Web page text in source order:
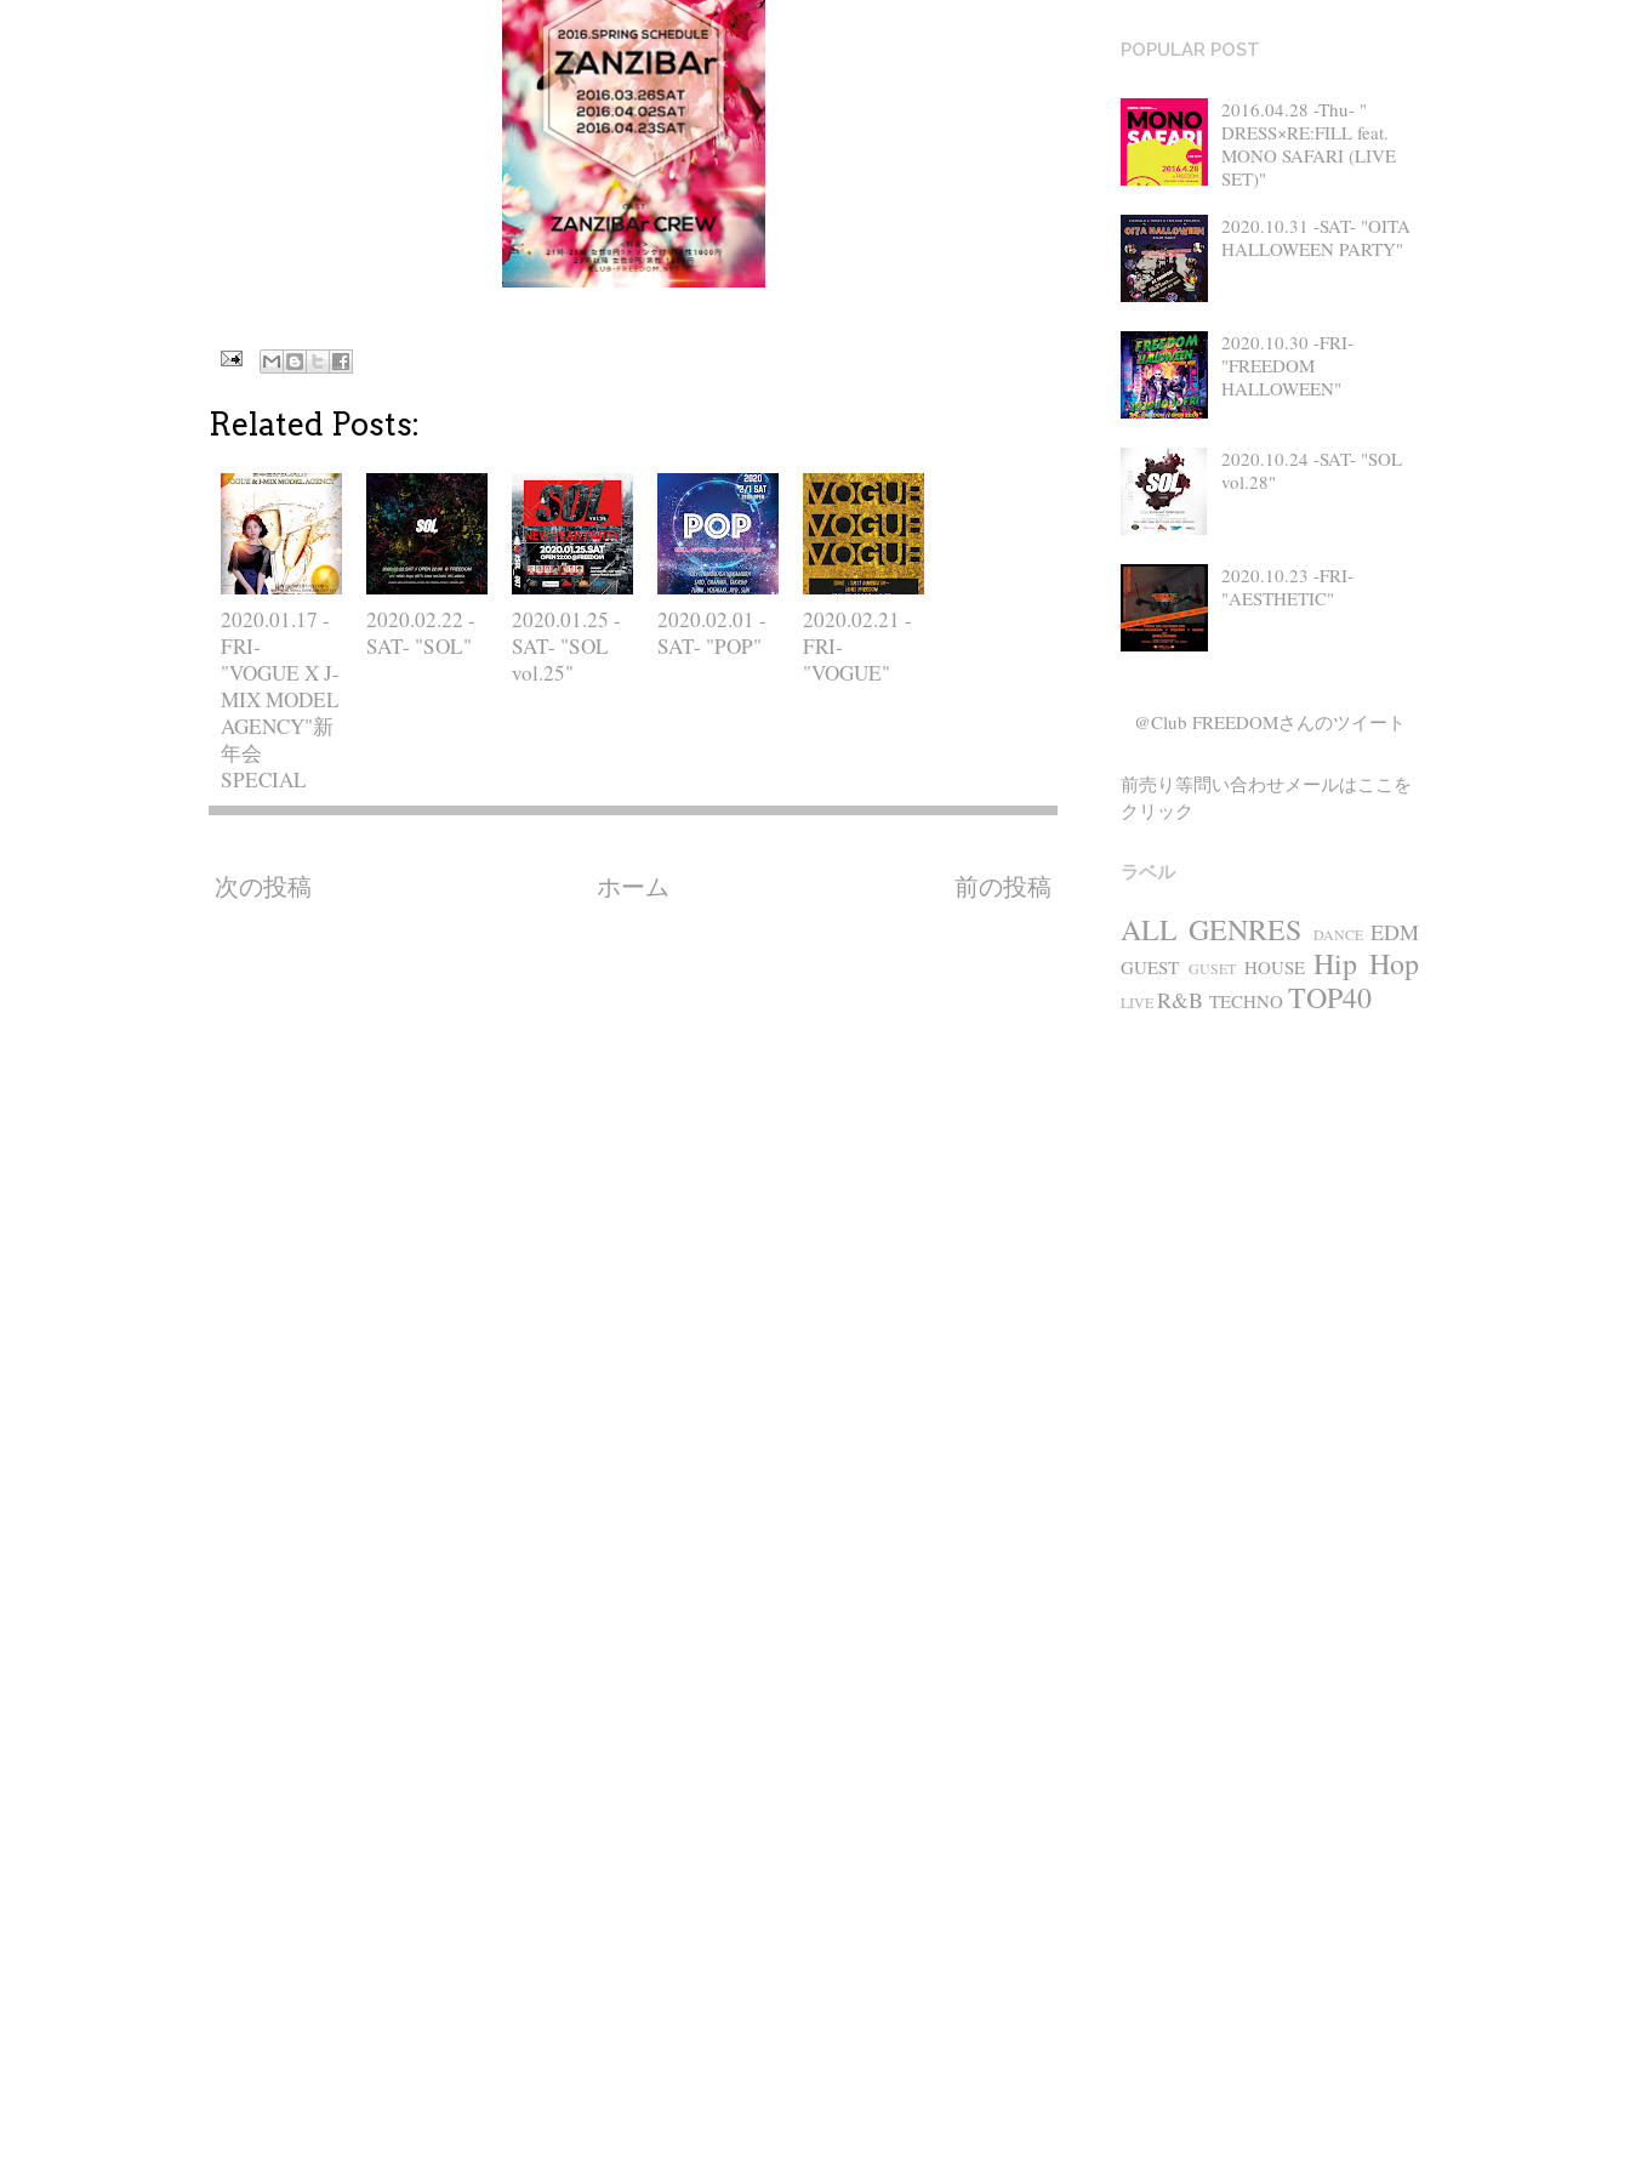
Related Posts:
2020.01.17 -
FRI-
"VOGUE X J-
MIX MODEL
AGENCY"新
年会
SPECIAL
2020.02.22 -
SAT- "SOL"
2020.01.25 -
SAT- "SOL
vol.25"
2020.02.01 -
SAT- "POP"
2020.02.21 -
FRI-
"VOGUE"
次の投稿 前の投稿
ホーム
POPULAR POST
2016.04.28 -Thu- "
DRESS×RE:FILL feat.
MONO SAFARI (LIVE
SET)"
2020.10.31 -SAT- "OITA
HALLOWEEN PARTY"
2020.10.30 -FRI-
"FREEDOM
HALLOWEEN"
2020.10.24 -SAT- "SOL
vol.28"
2020.10.23 -FRI-
"AESTHETIC"
@Club FREEDOMさんのツイート
前売り等問い合わせメールはここを
クリック
ラベル
ALL GENRES DANCE EDM
GUEST GUSET HOUSE Hip Hop
LIVER&B TECHNO TOP40